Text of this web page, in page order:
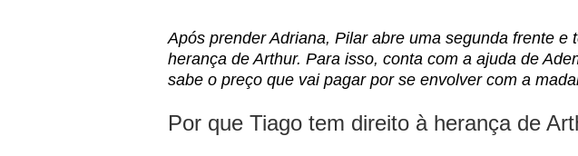
Após prender Adriana, Pilar abre uma segunda frente e
herança de Arthur. Para isso, conta com a ajuda de
sabe o preço que vai pagar por se envolver com a
Por que Tiago tem direito à herança de